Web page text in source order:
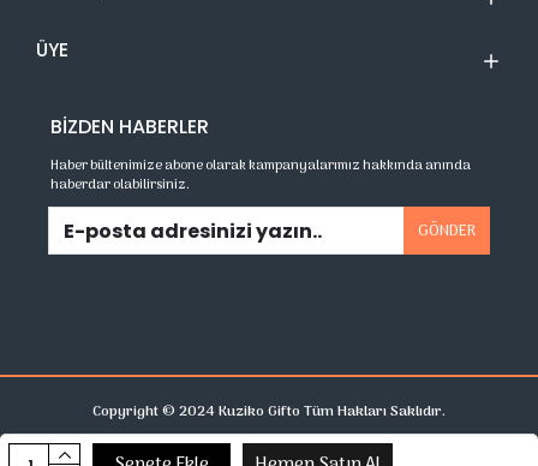
ÜYE
BIZDEN HABERLER
Haber bültenimize abone olarak kampanyalarımız hakkında anında
haberdar olabilirsiniz.
GÖNDER
Copyright © 2024 Kuziko Gifto Tüm Hakları Saklıdır.